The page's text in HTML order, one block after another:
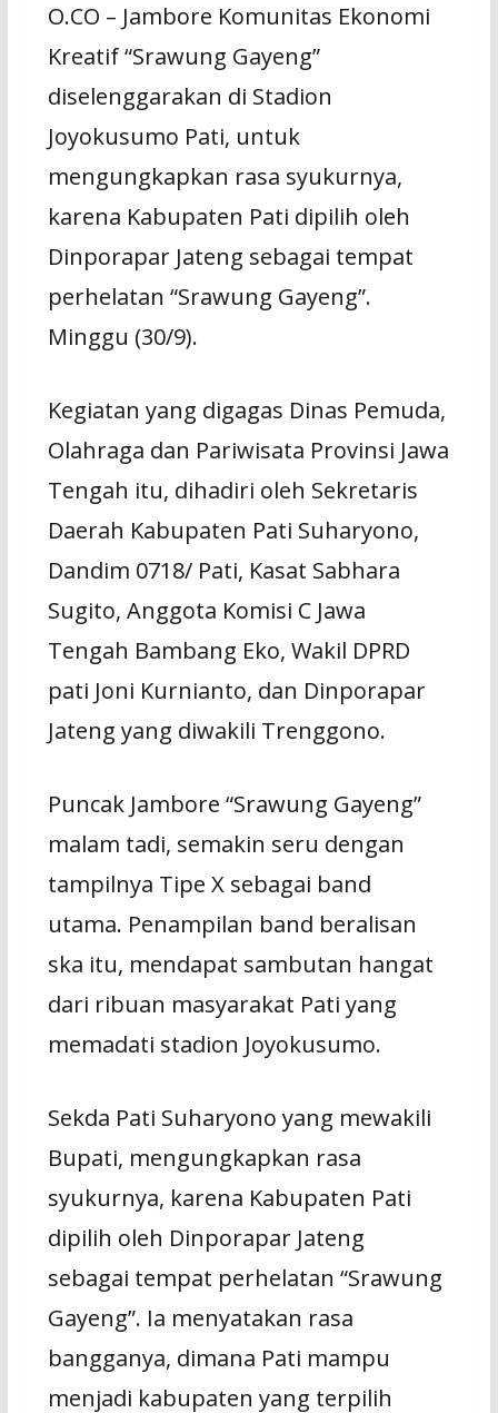
O.CO – Jambore Komunitas Ekonomi
Kreatif “Srawung Gayeng”
diselenggarakan di Stadion
Joyokusumo Pati, untuk
mengungkapkan rasa syukurnya,
karena Kabupaten Pati dipilih oleh
Dinporapar Jateng sebagai tempat
perhelatan “Srawung Gayeng”.
Minggu (30/9).
Kegiatan yang digagas Dinas Pemuda,
Olahraga dan Pariwisata Provinsi Jawa
Tengah itu, dihadiri oleh Sekretaris
Daerah Kabupaten Pati Suharyono,
Dandim 0718/ Pati, Kasat Sabhara
Sugito, Anggota Komisi C Jawa
Tengah Bambang Eko, Wakil DPRD
pati Joni Kurnianto, dan Dinporapar
Jateng yang diwakili Trenggono.
Puncak Jambore “Srawung Gayeng”
malam tadi, semakin seru dengan
tampilnya Tipe X sebagai band
utama. Penampilan band beralisan
ska itu, mendapat sambutan hangat
dari ribuan masyarakat Pati yang
memadati stadion Joyokusumo.
Sekda Pati Suharyono yang mewakili
Bupati, mengungkapkan rasa
syukurnya, karena Kabupaten Pati
dipilih oleh Dinporapar Jateng
sebagai tempat perhelatan “Srawung
Gayeng”. Ia menyatakan rasa
bangganya, dimana Pati mampu
menjadi kabupaten yang terpilih